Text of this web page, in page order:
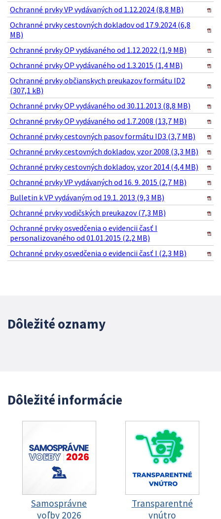
Ochranné prvky VP vydávaných od 1.12.2024 (8,8 MB)
Ochranné prvky cestovných dokladov od 17.9.2024 (6,8
MB)
Ochranné prvky OP vydávaného od 1.12.2022 (1,9 MB)
Ochranné prvky OP vydávaného od 1.3.2015 (1,4 MB)
Ochranné prvky občianskych preukazov formátu ID2
(307,1 kB)
Ochranné prvky OP vydávaného od 30.11.2013 (8,8 MB)
Ochranné prvky OP vydávaného od 1.7.2008 (13,7 MB)
Ochranné prvky cestovných pasov formátu ID3 (3,7 MB)
Ochranné prvky cestovných dokladov, vzor 2008 (3,3 MB)
Ochranné prvky cestovných dokladov, vzor 2014 (4,4 MB)
Ochranné prvky VP vydávaných od 16. 9. 2015 (2,7 MB)
Bulletin k VP vydávaným od 19.1. 2013 (9,3 MB)
Ochranné prvky vodičských preukazov (7,3 MB)
Ochranné prvky osvedčenia o evidencii časť I
personalizovaného od 01.01.2015 (2,2 MB)
Ochranné prvky osvedčenia o evidencii časť I (2,3 MB)
Dôležité oznamy
Dôležité informácie
Samosprávne
voľby 2026
Transparentné
vnútro